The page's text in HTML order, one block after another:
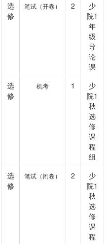
选
修
笔试（开卷） 2
少
院1
年
级
导
论
课
选
修
机考 1
少
院1
秋
选
修
课
程
组
选
修
笔试（闭卷） 2
少
院1
秋
选
修
课
程